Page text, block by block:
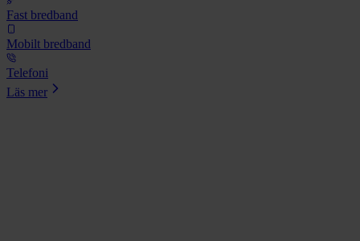
Fast bredband
Mobilt bredband
Telefoni
Läs mer